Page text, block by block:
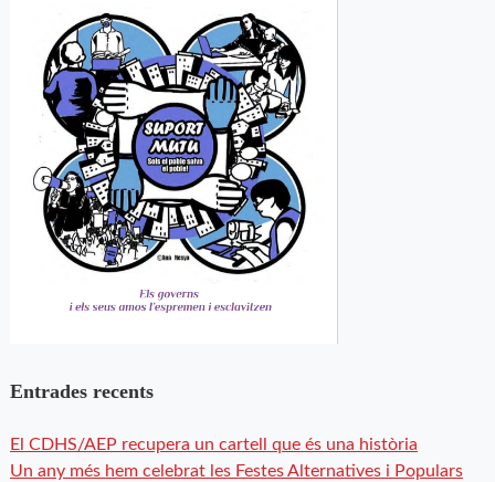
Entrades recents
El CDHS/AEP recupera un cartell que és una història
Un any més hem celebrat les Festes Alternatives i Populars